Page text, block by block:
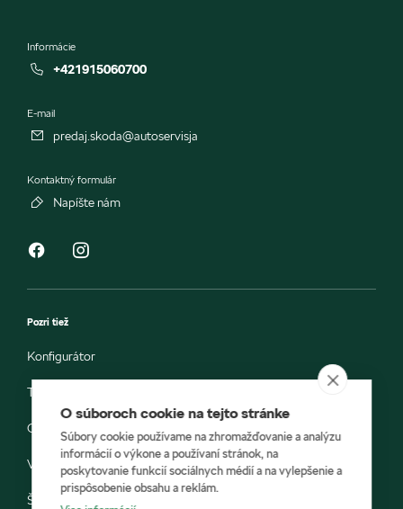
Informácie
+421915060700
E-mail
predaj.skoda@autoservisja
Kontaktný formulár
Napíšte nám
Pozri tiež
Konfigurátor
Testovacia jazda
Objednávka do servisu
Vozidlá ihneď k odberu
Škoda E-shop
O súboroch cookie na tejto stránke
Súbory cookie používame na zhromažďovanie a analýzu
informácií o výkone a používaní stránok, na
poskytovanie funkcií sociálnych médií a na vylepšenie a
prispôsobenie obsahu a reklám.